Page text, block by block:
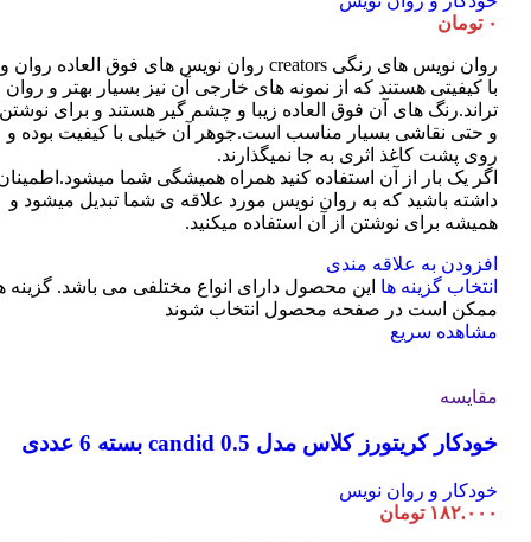
۰ تومان
روان نویس های رنگی creators روان نویس های فوق العاده روان و
با کیفیتی هستند که از نمونه های خارجی آن نیز بسیار بهتر و روان
تراند.رنگ های آن فوق العاده زیبا و چشم گیر هستند و برای نوشتن
و حتی نقاشی بسیار مناسب است.جوهر آن خیلی با کیفیت بوده و
روی پشت کاغذ اثری به جا نمیگذارند.
اگر یک بار از آن استفاده کنید همراه همیشگی شما
داشته باشید که به روان نویس مورد علاقه ی شما تبدیل میشود و
همیشه برای نوشتن از آن استفاده میکنید.
افزودن به علاقه مندی
انتخاب گزینه ها این محصول دارای انواع مختلفی می باشد. گزینه
ممکن است در صفحه محصول انتخاب شوند
مشاهده سریع
مقایسه
خودکار کریتورز کلاس مدل candid 0.5 بسته 6 عددی
خودکار و روان نویس
۱۸۲.۰۰۰ تومان